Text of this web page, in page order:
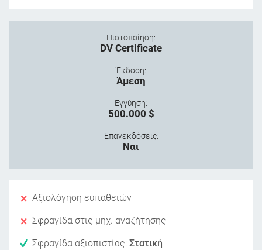
Πιστοποίηση:
DV Certificate
Έκδοση:
Άμεση
Εγγύηση:
500.000 $
Επανεκδόσεις:
Ναι
Αξιολόγηση ευπαθειών
Σφραγίδα στις μηχ. αναζήτησης
Σφραγίδα αξιοπιστίας: Στατική